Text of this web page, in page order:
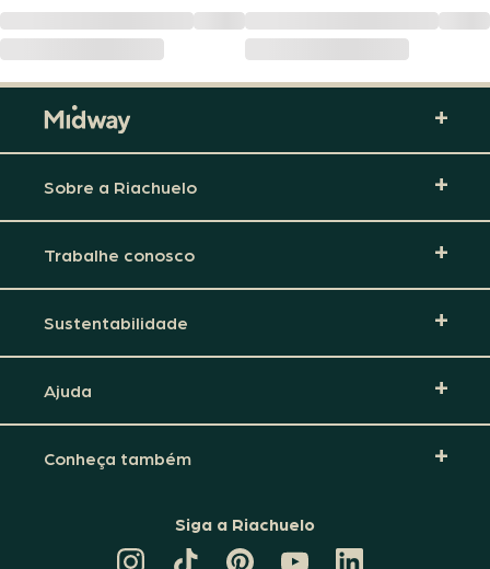
Sobre a Riachuelo
Trabalhe conosco
Sustentabilidade
Ajuda
Conheça também
Siga a Riachuelo
CANAL